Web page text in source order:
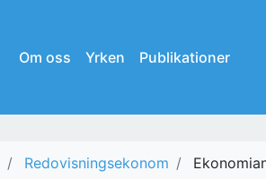
Om oss Yrken Publikationer
Redovisningsekonom